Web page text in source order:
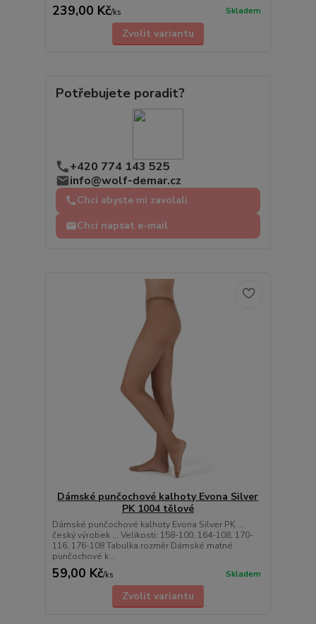
239,00 Kč/ks Skladem
Zvolit variantu
Potřebujete poradit?
+420 774 143 525
info@wolf-demar.cz
Chci abyste mi zavolali
Chci napsat e-mail
Dámské punčochové kalhoty Evona Silver
PK 1004 tělové
Dámské punčochové kalhoty Evona Silver PK ...
český výrobek ... Velikosti: 158-100, 164-108, 170-
116, 176-108 Tabulka rozměr Dámské matné
punčochové k...
59,00 Kč/ks Skladem
Zvolit variantu